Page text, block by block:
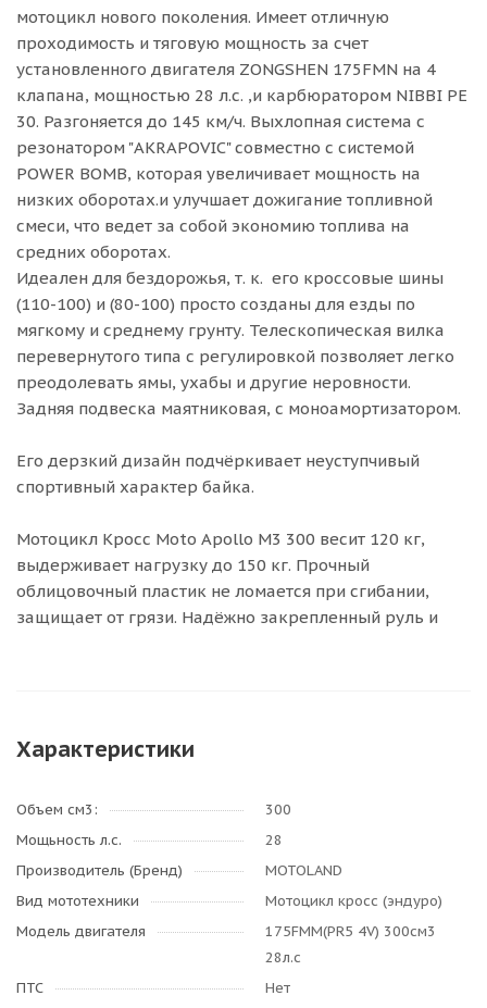
мотоцикл нового поколения. Имеет отличную
проходимость и тяговую мощность за счет
установленного двигателя ZONGSHEN 175FMN на 4
клапана, мощностью 28 л.с. ,и карбюратором NIBBI PE
30. Разгоняется до 145 км/ч. Выхлопная система с
резонатором "AKRAPOVIC" совместно с системой
POWER BOMB, которая увеличивает мощность на
низких оборотах.и улучшает дожигание топливной
смеси, что ведет за собой экономию топлива на
средних оборотах.
Идеален для бездорожья, т. к. его кроссовые шины
(110-100) и (80-100) просто созданы для езды по
мягкому и среднему грунту. Телескопическая вилка
перевернутого типа c регулировкой позволяет легко
преодолевать ямы, ухабы и другие неровности.
Задняя подвеска маятниковая, с моноамортизатором.
Его дерзкий дизайн подчёркивает неуступчивый
спортивный характер байка.
Мотоцикл Кросс Moto Apollo M3 300 весит 120 кг,
выдерживает нагрузку до 150 кг. Прочный
облицовочный пластик не ломается при сгибании,
защищает от грязи. Надёжно закрепленный руль и
Характеристики
Объем см3:
300
Мощьность л.с.
28
Производитель (Бренд)
MOTOLAND
Вид мототехники
Мотоцикл кросс (эндуро)
Модель двигателя
175FMM(PR5 4V) 300см3
28л.с
ПТС
Нет